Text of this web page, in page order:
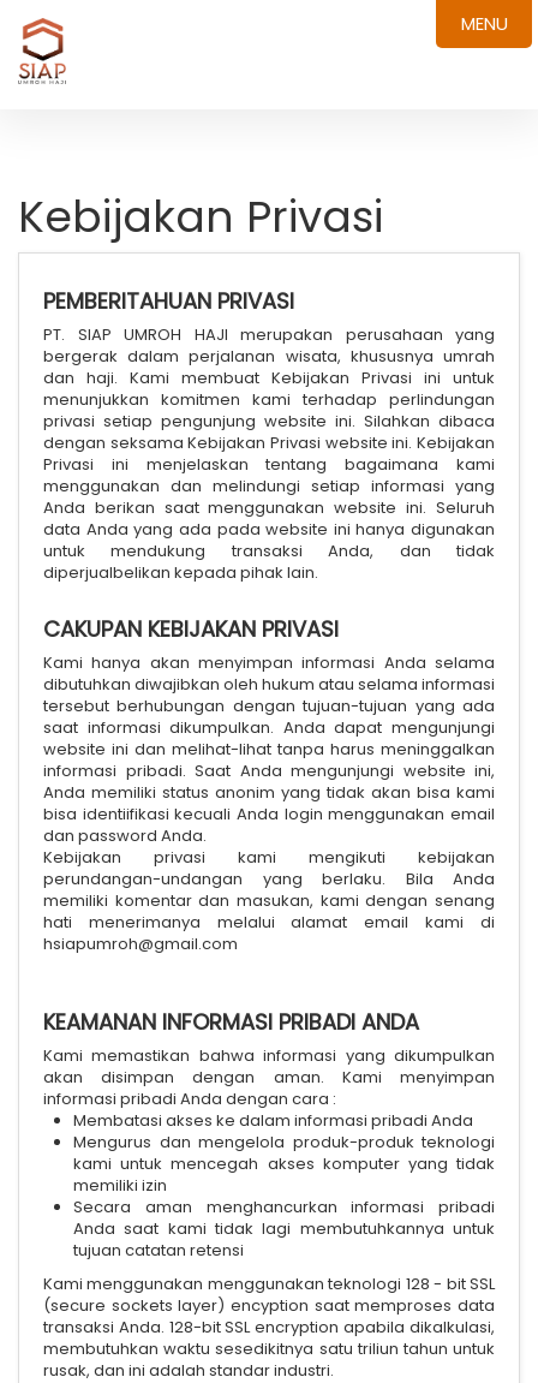
Kebijakan Privasi
PEMBERITAHUAN PRIVASI
PT. SIAP UMROH HAJI merupakan perusahaan yang
bergerak dalam perjalanan wisata, khususnya umrah
dan haji. Kami membuat Kebijakan Privasi ini untuk
menunjukkan komitmen kami terhadap perlindungan
privasi setiap pengunjung website ini. Silahkan dibaca
dengan seksama Kebijakan Privasi website ini. Kebijakan
Privasi ini menjelaskan tentang bagaimana kami
menggunakan dan melindungi setiap informasi yang
Anda berikan saat menggunakan website ini. Seluruh
data Anda yang ada pada website ini hanya digunakan
untuk mendukung transaksi Anda, dan tidak
diperjualbelikan kepada pihak lain.
CAKUPAN KEBIJAKAN PRIVASI
Kami hanya akan menyimpan informasi Anda selama
dibutuhkan diwajibkan oleh hukum atau selama informasi
tersebut berhubungan dengan tujuan-tujuan yang ada
saat informasi dikumpulkan. Anda dapat mengunjungi
website ini dan melihat-lihat tanpa harus meninggalkan
informasi pribadi. Saat Anda mengunjungi website ini,
Anda memiliki status anonim yang tidak akan bisa kami
bisa identiifikasi kecuali Anda login menggunakan email
dan password Anda.
Kebijakan privasi kami mengikuti kebijakan
perundangan-undangan yang berlaku. Bila Anda
memiliki komentar dan masukan, kami dengan senang
hati menerimanya melalui alamat email kami di
hsiapumroh@gmail.com
KEAMANAN INFORMASI PRIBADI ANDA
Kami memastikan bahwa informasi yang dikumpulkan
akan disimpan dengan aman. Kami menyimpan
informasi pribadi Anda dengan cara :
Membatasi akses ke dalam informasi pribadi Anda
Mengurus dan mengelola produk-produk teknologi
kami untuk mencegah akses komputer yang tidak
memiliki izin
Secara aman menghancurkan informasi pribadi
Anda saat kami tidak lagi membutuhkannya untuk
tujuan catatan retensi
Kami menggunakan menggunakan teknologi 128 - bit SSL
(secure sockets layer) encyption saat memproses data
transaksi Anda. 128-bit SSL encryption apabila dikalkulasi,
membutuhkan waktu sesedikitnya satu triliun tahun untuk
rusak, dan ini adalah standar industri.
MENU